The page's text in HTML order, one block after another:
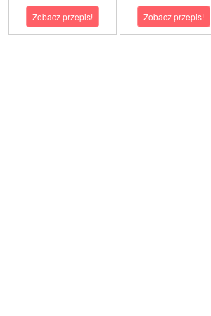
Zobacz przepis! Zobacz przepis!